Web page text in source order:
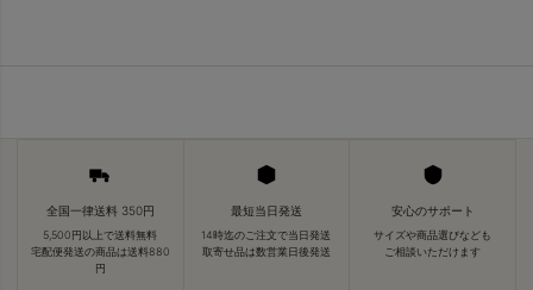
全国一律送料 350円
5,500円以上で送料無料
宅配便発送の商品は送料880
円
最短当日発送
14時迄のご注文で当日発送
取寄せ品は数営業日後発送
安心のサポート
サイズや商品選びなども
ご相談いただけます